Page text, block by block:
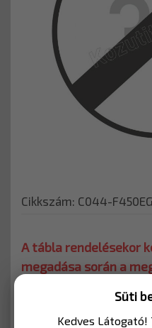
Cikkszám: C044-
A tábla rendelésekor
megadása során a
KERÉKPÁRÚTHOZ
Süti
Kedves Látogató!